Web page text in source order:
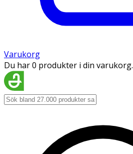
Varukorg
Du har 0 produkter i din varukorg.